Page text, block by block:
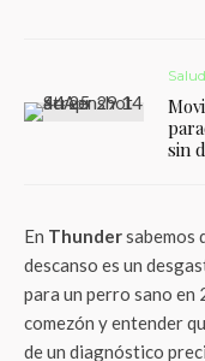
Salud
sin
En Thundersabemos
descanso es un
para un perro sano en
comezón y entender
de un diagnóstico